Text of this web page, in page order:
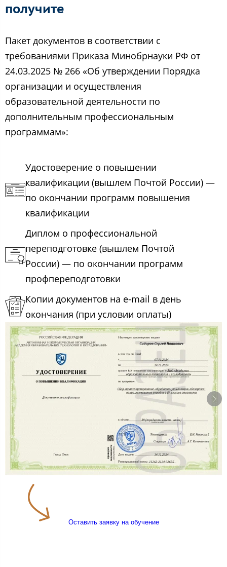
получите
Пакет документов в соответствии с
требованиями Приказа Минобрнауки РФ от
24.03.2025 № 266 «Об утверждении Порядка
организации и осуществления
образовательной деятельности по
дополнительным профессиональным
программам»:
Удостоверение о повышении
квалификации (вышлем Почтой России) —
по окончании программ повышения
квалификации
Диплом о профессиональной
переподготовке (вышлем Почтой
России) — по окончании программ
профпереподготовки
Копии документов на e-mail в день
окончания (при условии оплаты)
Оставить заявку на обучение